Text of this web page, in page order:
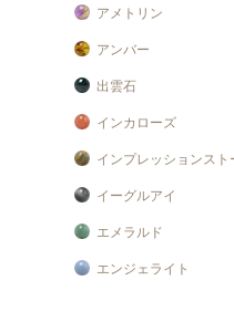
アメトリン
アンバー
出雲石
インカローズ
インプレッションスト
イーグルアイ
エメラルド
エンジェライト